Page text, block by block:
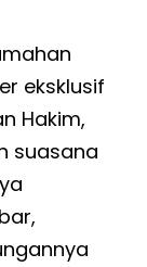
eksklusif
Hakim,
suasana